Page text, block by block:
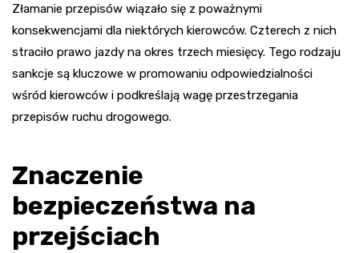
Złamanie przepisów wiązało się z poważnymi
konsekwencjami dla niektórych kierowców. Czterech z nich
straciło prawo jazdy na okres trzech miesięcy. Tego rodzaju
sankcje są kluczowe w promowaniu odpowiedzialności
wśród kierowców i podkreślają wagę przestrzegania
przepisów ruchu drogowego.
Znaczenie
bezpieczeństwa na
przejściach